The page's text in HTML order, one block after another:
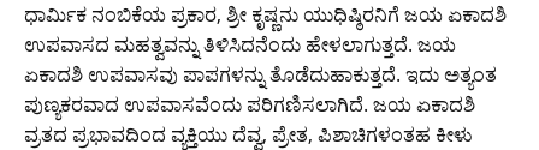
ಧಾರ್ಮಿಕ ನಂಬಿಕೆಯ ಪ್ರಕಾರ, ಶ್ರೀ ಕೃಷ್ಣನು ಯುಧಿಷ್ಠಿರನಿಗೆ ಜಯ ಏಕಾದಶಿ
ಉಪವಾಸದ ಮಹತ್ವವನ್ನು ತಿಳಿಸಿದನೆಂದು ಹೇಳಲಾಗುತ್ತದೆ. ಜಯ
ಏಕಾದಶಿ ಉಪವಾಸವು ಪಾಪಗಳನ್ನು ತೊಡೆದುಹಾಕುತ್ತದೆ. ಇದು ಅತ್ಯಂತ
ಪುಣ್ಯಕರವಾದ ಉಪವಾಸವೆಂದು ಪರಿಗಣಿಸಲಾಗಿದೆ. ಜಯ ಏಕಾದಶಿ
ವ್ರತದ ಪ್ರಭಾವದಿಂದ ವ್ಯಕ್ತಿಯು ದೆವ್ವ, ಪ್ರೇತ, ಪಿಶಾಚಿಗಳಂತಹ ಕೀಳು